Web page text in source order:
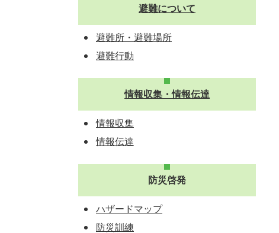
避難について
避難所・避難場所
避難行動
情報収集・情報伝達
情報収集
情報伝達
防災啓発
ハザードマップ
防災訓練